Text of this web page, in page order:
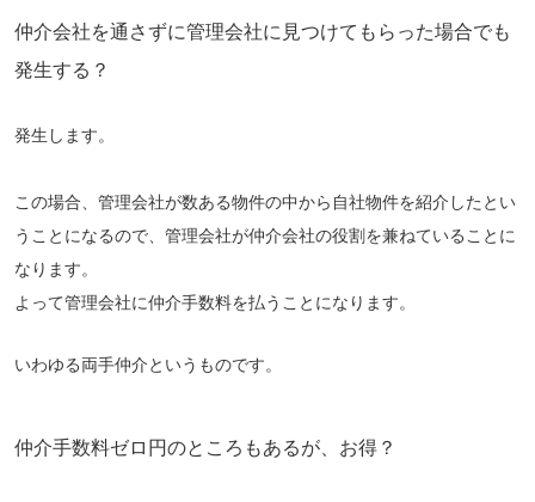
仲介会社を通さずに管理会社に見つけてもらった場合でも
発生する？
発生します。
この場合、管理会社が数ある物件の中から自社物件を紹介したとい
うことになるので、管理会社が仲介会社の役割を兼ねていることに
なります。
よって管理会社に仲介手数料を払うことになります。
いわゆる両手仲介というものです。
仲介手数料ゼロ円のところもあるが、お得？